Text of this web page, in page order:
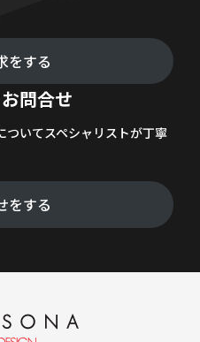
をする
問合せ
ついてスペシャリストが丁寧
をする